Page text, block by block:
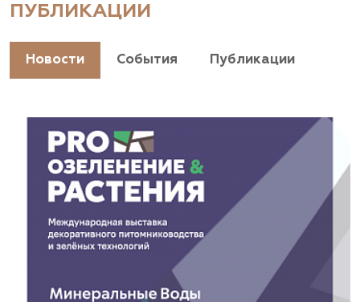
ПУБЛИКАЦИИ
Новости События Публикации